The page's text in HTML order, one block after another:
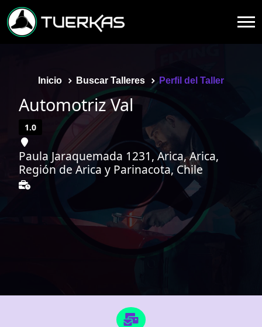
Inicio Buscar Talleres Perfil del Taller
Automotriz Val
1.0
Paula Jaraquemada 1231, Arica, Arica,
Región de Arica y Parinacota, Chile